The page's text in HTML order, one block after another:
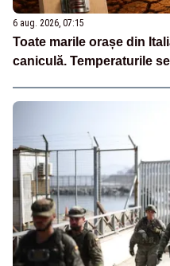
6 aug. 2026, 07:15
Toate marile orașe din
caniculă. Temperaturile